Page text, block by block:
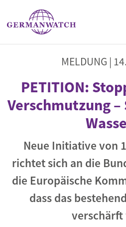
Direkt zum Inhalt
StichwortsucheMELDUNG |
PETITION:
Verschmutzung
Neue Initiative von
richtet sich an die
die Europäische
dass das